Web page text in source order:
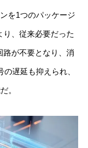
を1つのパッケージ
り、従来必要だった
路が不要となり、消
遅延も抑えられ、
。